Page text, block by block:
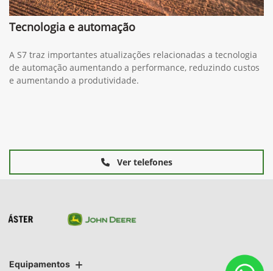
Tecnologia e automação
A S7 traz importantes atualizações relacionadas a tecnologia
de automação aumentando a performance, reduzindo custos
e aumentando a produtividade.
Ver telefones
Equipamentos